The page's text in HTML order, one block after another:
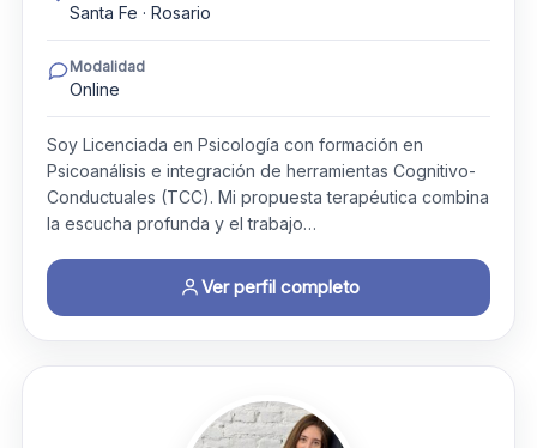
Santa Fe · Rosario
Modalidad
Online
Soy Licenciada en Psicología con formación en
Psicoanálisis e integración de herramientas Cognitivo-
Conductuales (TCC). Mi propuesta terapéutica combina
la escucha profunda y el trabajo…
Ver perfil completo